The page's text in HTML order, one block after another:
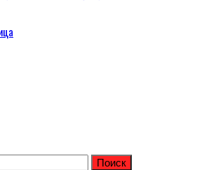
— интернет-
посвященный
формирующейся
носимых